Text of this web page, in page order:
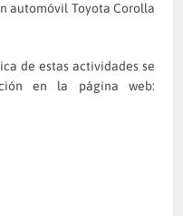
automóvil Toyota Corolla
de estas actividades se
en la página web: